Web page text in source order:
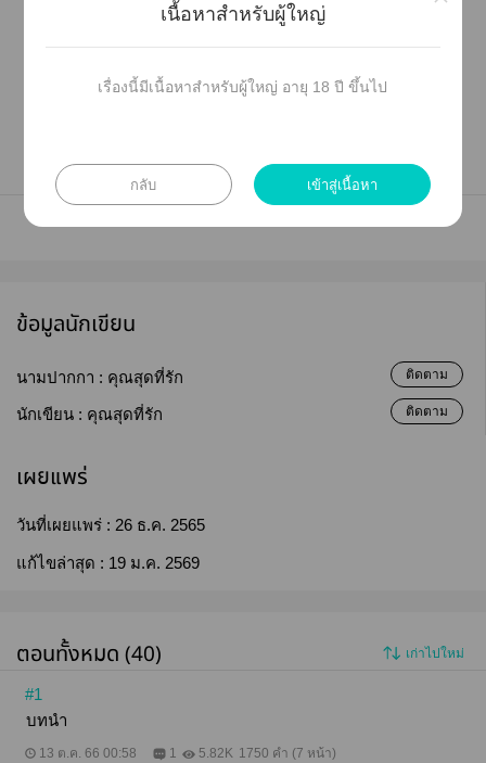
ข้อมูลนักเขียน
นามปากกา : คุณสุดที่รัก ติดตาม
นักเขียน : คุณสุดที่รัก ติดตาม
เผยแพร่
วันที่เผยแพร่ : 26 ธ.ค. 2565
แก้ไขล่าสุด : 19 ม.ค. 2569
ตอนทั้งหมด (40) เก่าไปใหม่
#1
บทนำ
13 ต.ค. 66 00:58 1 5.82K 1750 คำ (7 หน้า)
เนื้อหาสำหรับผู้ใหญ่
เรื่องนี้มีเนื้อหาสำหรับผู้ใหญ่ อายุ 18 ปี ขึ้นไป
กลับ เข้าสู่เนื้อหา